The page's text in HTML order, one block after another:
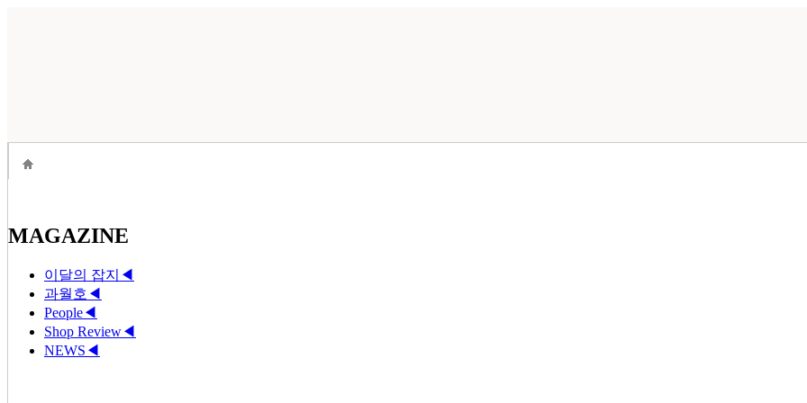
MAGAZINE
이달의 잡지 ◀
과월호 ◀
People◀
Shop Review◀
NEWS ◀